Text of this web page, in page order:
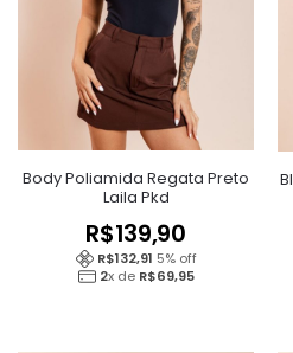
Body Poliamida Regata Preto
Laila Pkd
R$139,90
R$132,91 5% off
2x de R$69,95